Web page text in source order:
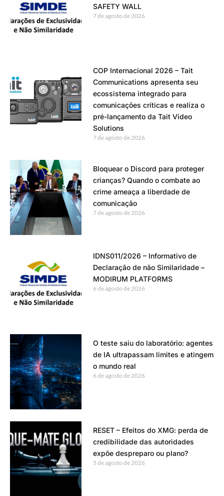
SAFETY WALL
7 de agosto de 2026
COP Internacional 2026 – Tait
Communications apresenta seu
ecossistema integrado para
comunicações críticas e realiza o
pré-lançamento da Tait Video
Solutions
7 de agosto de 2026
Bloquear o Discord para proteger
crianças? Quando o combate ao
crime ameaça a liberdade de
comunicação
7 de agosto de 2026
IDNS011/2026 – Informativo de
Declaração de não Similaridade –
MODIRUM PLATFORMS
6 de agosto de 2026
O teste saiu do laboratório: agentes
de IA ultrapassam limites e atingem
o mundo real
6 de agosto de 2026
RESET – Efeitos do XMG: perda de
credibilidade das autoridades
expõe despreparo ou plano?
5 de agosto de 2026